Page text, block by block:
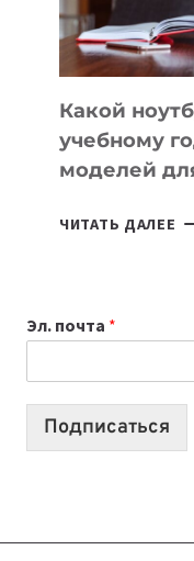
Какой
учебному
моделей
ЧИТАТЬ ДАЛЕЕ
10
Эл. почта *
Подписаться